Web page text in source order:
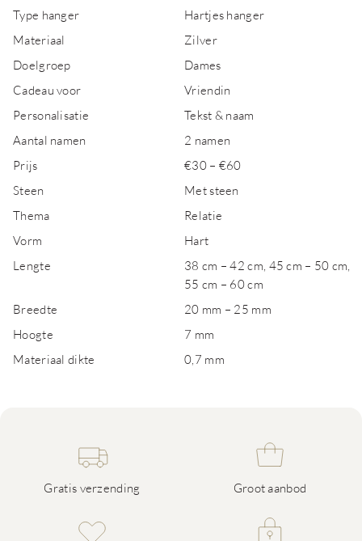
Type hanger
Hartjes hanger
Materiaal
Zilver
Doelgroep
Dames
Cadeau voor
Vriendin
Personalisatie
Tekst & naam
Aantal namen
2 namen
Prijs
€30 – €60
Steen
Met steen
Thema
Relatie
Vorm
Hart
Lengte
38 cm – 42 cm, 45 cm – 50 cm,
55 cm – 60 cm
Breedte
20 mm – 25 mm
Hoogte
7 mm
Materiaal dikte
0,7 mm
Gratis verzending Groot aanbod